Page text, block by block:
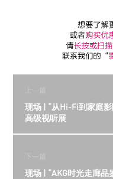
上一篇
现场 | “从Hi-Fi到家庭
高级视听展
下一篇
现场 | “AKG时光走廊